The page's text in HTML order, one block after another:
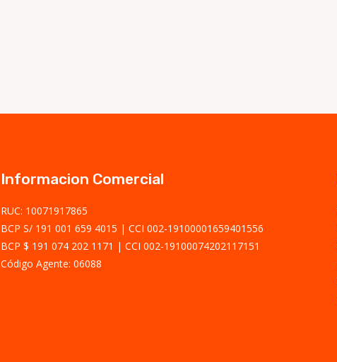
Informacion Comercial
RUC: 10071917865
BCP S/ 191 001 659 4015
CCI 002-19100001659401556
BCP $ 191 074 202 1171
CCI 002-19100074202117151
Código Agente: 06088